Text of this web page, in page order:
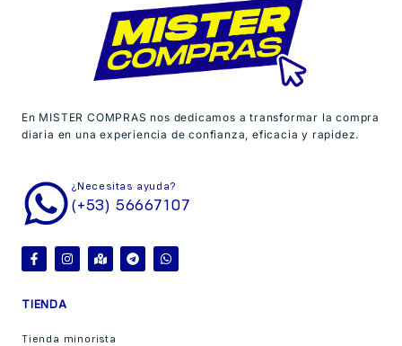
En MISTER COMPRAS nos dedicamos a transformar la compra
diaria en una experiencia de confianza, eficacia y rapidez.
¿Necesitas ayuda?
(+53) 56667107
TIENDA
Tienda minorista